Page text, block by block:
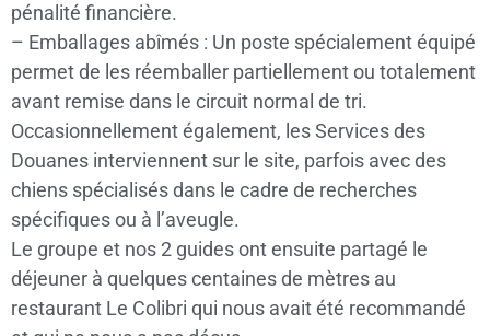
pénalité financière.
– Emballages abîmés : Un poste spécialement équipé
permet de les réemballer partiellement ou totalement
avant remise dans le circuit normal de tri.
Occasionnellement également, les Services des
Douanes interviennent sur le site, parfois avec des
chiens spécialisés dans le cadre de recherches
spécifiques ou à l’aveugle.
Le groupe et nos 2 guides ont ensuite partagé le
déjeuner à quelques centaines de mètres au
restaurant Le Colibri qui nous avait été recommandé